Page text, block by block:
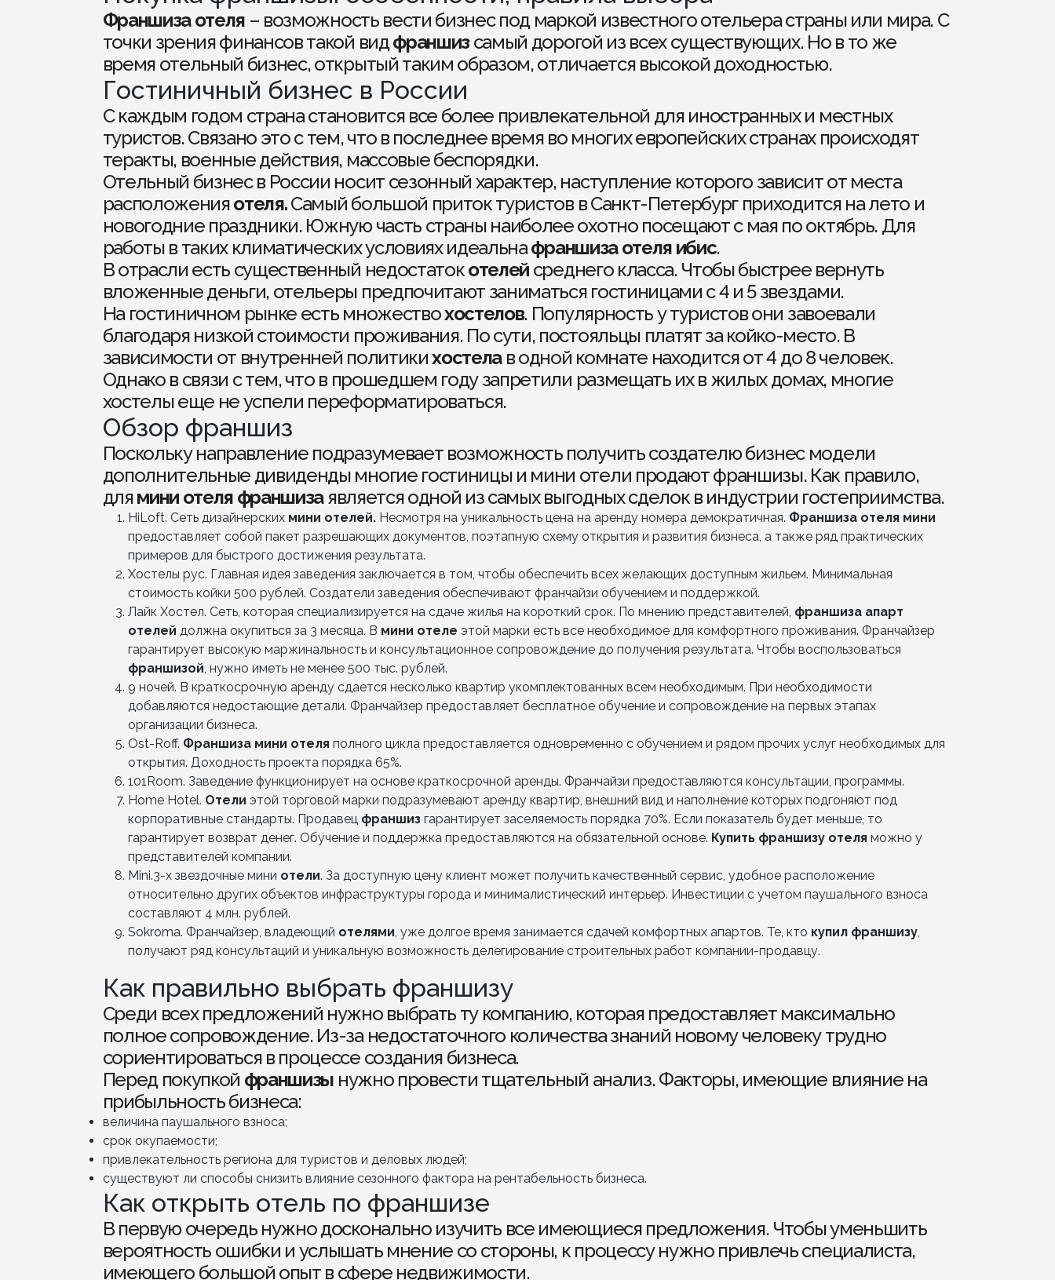
Франшиза отеля – возможность вести бизнес под маркой известного отельера страны или мира. С
точки зрения финансов такой видфраншизсамый дорогой из всех существующих. Но в то же
время отельный бизнес, открытый таким образом, отличается высокой доходностью.
Гостиничный бизнес в России
С каждым годом страна становится все более привлекательной для иностранных и местных
туристов. Связано это с тем, что в последнее время во многих европейских странах происходят
теракты, военные действия, массовые беспорядки.
Отельный бизнес в России носит сезонный характер, наступление которого зависит от места
расположенияотеля.Самый большой приток туристов в Санкт-Петербург приходится на лето и
новогодние праздники. Южную часть страны наиболее охотно посещают с мая по октябрь. Для
работы в таких климатических условиях идеальнафраншиза отеля ибис.
В отрасли есть существенный недостатокотелей среднего класса. Чтобы быстрее вернуть
вложенные деньги, отельеры предпочитают заниматься гостиницами с 4 и 5 звездами.
На гостиничном рынке есть множествохостелов. Популярность у туристов они завоевали
благодаря низкой стоимости проживания. По сути, постояльцы платят за койко-место. В
зависимости от внутренней политикихостелав одной комнате находится от 4 до 8 человек.
Однако в связи с тем, что в прошедшем году запретили размещать их в жилых домах, многие
хостелы еще не успели переформатироваться.
Обзор франшиз
Поскольку направление подразумевает возможность получить создателю бизнес модели
дополнительные дивиденды многие гостиницы и мини отели продают франшизы. Как правило,
длямини отеля франшизаявляется одной из самых выгодных сделок в индустрии гостеприимства.
HiLoft. Сеть дизайнерских мини отелей.Несмотря на уникальность цена на аренду номера демократичная. Франшиза отеля мини
предоставляет собой пакет разрешающих документов, поэтапную схему открытия и развития бизнеса, а также ряд практических
примеров для быстрого достижения результата.
Хостелы рус. Главная идея заведения заключается в том, чтобы обеспечить всех желающих доступным жильем. Минимальная
стоимость койки 500 рублей. Создатели заведения обеспечивают франчайзи обучением и поддержкой.
Лайк Хостел. Сеть, которая специализируется на сдаче жилья на короткий срок. По мнению представителей, франшиза апарт
отелей должна окупиться за 3 месяца. В мини отеле этой марки есть все необходимое для комфортного проживания. Франчайзер
гарантирует высокую маржинальность и консультационное сопровождение до получения результата. Чтобы воспользоваться
франшизой, нужно иметь не менее 500 тыс. рублей.
9 ночей. В краткосрочную аренду сдается несколько квартир укомплектованных всем необходимым. При необходимости
добавляются недостающие детали. Франчайзер предоставляет бесплатное обучение и сопровождение на первых этапах
организации бизнеса.
Ost-Roff. Франшиза мини отеля полного цикла предоставляется одновременно с обучением и рядом прочих услуг необходимых для
открытия. Доходность проекта порядка 65%.
101Room. Заведение функционирует на основе краткосрочной аренды. Франчайзи предоставляются консультации, программы.
Home Hotel. Отели этой торговой марки подразумевают аренду квартир, внешний вид и наполнение которых подгоняют под
корпоративные стандарты. Продавец франшизгарантирует заселяемость порядка 70%. Если показатель будет меньше, то
гарантирует возврат денег. Обучение и поддержка предоставляются на обязательной основе. Купить франшизу отеля можно у
представителей компании.
Mini.3-х звездочные мини отели. За доступную цену клиент может получить качественный сервис, удобное расположение
относительно других объектов инфраструктуры города и минималистический интерьер. Инвестиции с учетом паушального взноса
составляют 4 млн. рублей.
Sokroma. Франчайзер, владеющий отелями, уже долгое время занимается сдачей комфортных апартов. Те, кто купил франшизу,
получают ряд консультаций и уникальную возможность делегирование строительных работ компании-продавцу.
Как правильно выбрать франшизу
Среди всех предложений нужно выбрать ту компанию, которая предоставляет максимально
полное сопровождение. Из-за недостаточного количества знаний новому человеку трудно
сориентироваться в процессе создания бизнеса.
Перед покупкой франшизы нужно провести тщательный анализ. Факторы, имеющие влияние на
прибыльность бизнеса:
величина паушального взноса;
срок окупаемости;
привлекательность региона для туристов и деловых людей;
существуют ли способы снизить влияние сезонного фактора на рентабельность бизнеса.
Как открыть отель по франшизе
В первую очередь нужно досконально изучить все имеющиеся предложения. Чтобы уменьшить
вероятность ошибки и услышать мнение со стороны, к процессу нужно привлечь специалиста,
имеющего большой опыт в сфере недвижимости.